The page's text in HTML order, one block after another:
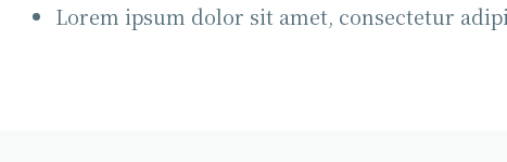
Lorem ipsum dolor sit amet, consectetur